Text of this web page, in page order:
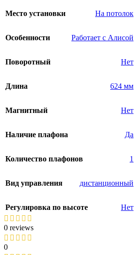
Место установки На потолок
Особенности Работает с Алисой
Поворотный Нет
Длина 624 мм
Магнитный Нет
Наличие плафона Да
Количество плафонов 1
Вид управления дистанционный
Регулировка по высоте Нет
0 reviews
0